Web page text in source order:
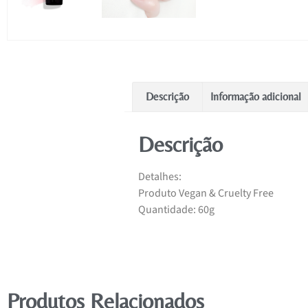
Descrição Informação adicional
Descrição
Detalhes:
Produto Vegan & Cruelty Free
Quantidade: 60g
Produtos Relacionados